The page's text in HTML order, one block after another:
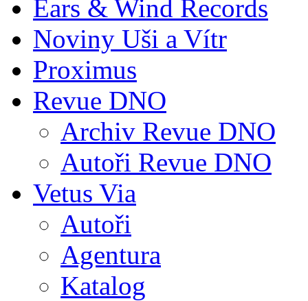
Ears & Wind Records
Noviny Uši a Vítr
Proximus
Revue DNO
Archiv Revue DNO
Autoři Revue DNO
Vetus Via
Autoři
Agentura
Katalog